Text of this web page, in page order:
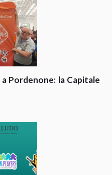
Pordenone: la Capitale